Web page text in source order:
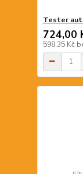
Tester
724,00
598,35 Kč